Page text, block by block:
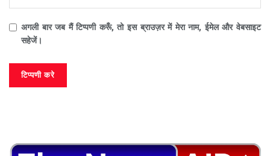
अगली बार जब मैं टिप्पणी करूँ, तो इस ब्राउज़र में मेरा नाम, ईमेल और वेबसाइट
सहेजें।